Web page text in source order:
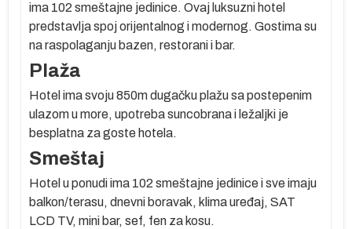
ima 102 smeštajne jedinice. Ovaj luksuzni hotel
predstavlja spoj orijentalnog i modernog. Gostima su
na raspolaganju bazen, restorani i bar.
Plaža
Hotel ima svoju 850m dugačku plažu sa postepenim
ulazom u more, upotreba suncobrana i ležaljki je
besplatna za goste hotela.
Smeštaj
Hotel u ponudi ima 102 smeštajne jedinice i sve imaju
balkon/terasu, dnevni boravak, klima uređaj, SAT
LCD TV, mini bar, sef, fen za kosu.